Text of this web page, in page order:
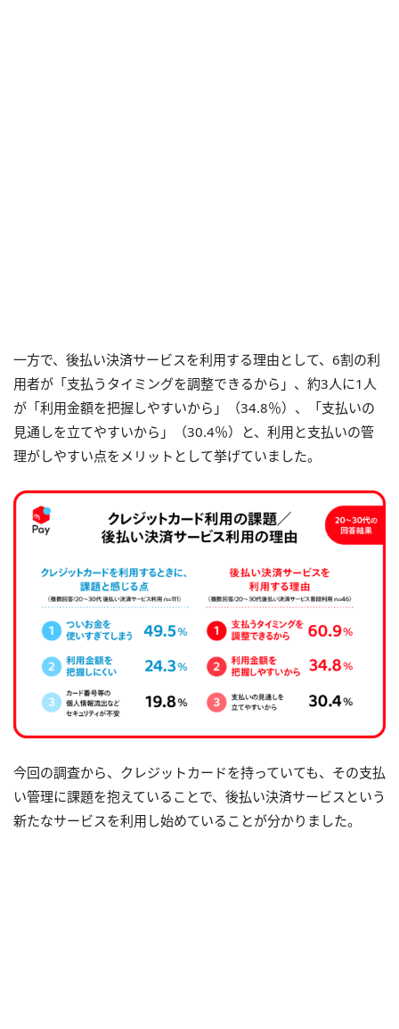
一方で、後払い決済サービスを利用する理由として、6割の利
用者が「支払うタイミングを調整できるから」、約3人に1人
が「利用金額を把握しやすいから」（34.8％）、「支払いの
見通しを立てやすいから」（30.4％）と、利用と支払いの管
理がしやすい点をメリットとして挙げていました。
今回の調査から、クレジットカードを持っていても、その支払
い管理に課題を抱えていることで、後払い決済サービスという
新たなサービスを利用し始めていることが分かりました。